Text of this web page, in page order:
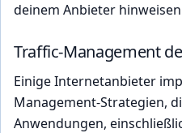
deinem Anbieter
Traffic-Management
Einige Internetanbieter
Management-Strategien,
Anwendungen,